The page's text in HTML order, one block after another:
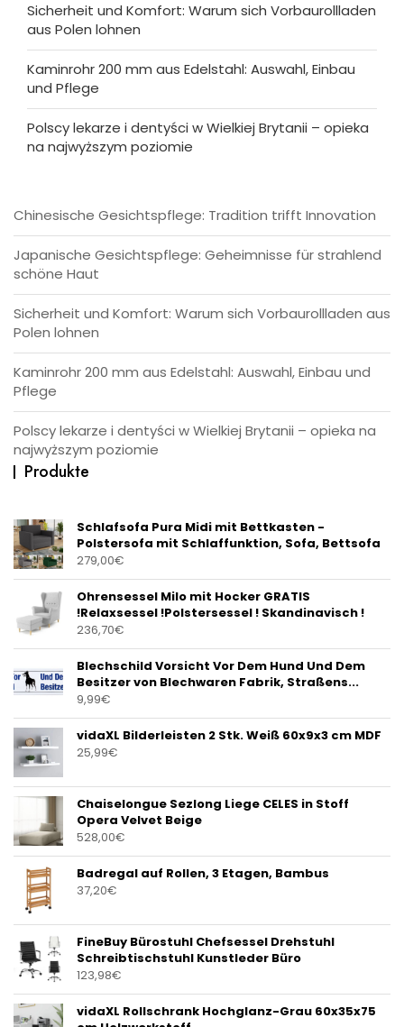
Sicherheit und Komfort: Warum sich Vorbaurollladen
aus Polen lohnen
Kaminrohr 200 mm aus Edelstahl: Auswahl, Einbau
und Pflege
Polscy lekarze i dentyści w Wielkiej Brytanii – opieka
na najwyższym poziomie
Chinesische Gesichtspflege: Tradition trifft Innovation
Japanische Gesichtspflege: Geheimnisse für strahlend
schöne Haut
Sicherheit und Komfort: Warum sich Vorbaurollladen aus
Polen lohnen
Kaminrohr 200 mm aus Edelstahl: Auswahl, Einbau und
Pflege
Polscy lekarze i dentyści w Wielkiej Brytanii – opieka na
najwyższym poziomie
Produkte
Schlafsofa Pura Midi mit Bettkasten -
Polstersofa mit Schlaffunktion, Sofa, Bettsofa
279,00€
Ohrensessel Milo mit Hocker GRATIS
!Relaxsessel !Polstersessel ! Skandinavisch !
236,70€
Blechschild Vorsicht Vor Dem Hund Und Dem
Besitzer von Blechwaren Fabrik, Straßens...
9,99€
vidaXL Bilderleisten 2 Stk. Weiß 60x9x3 cm MDF
25,99€
Chaiselongue Sezlong Liege CELES in Stoff
Opera Velvet Beige
528,00€
Badregal auf Rollen, 3 Etagen, Bambus
37,20€
FineBuy Bürostuhl Chefsessel Drehstuhl
Schreibtischstuhl Kunstleder Büro
123,98€
vidaXL Rollschrank Hochglanz-Grau 60x35x75